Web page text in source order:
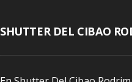
SHUTTER DEL CIBAO